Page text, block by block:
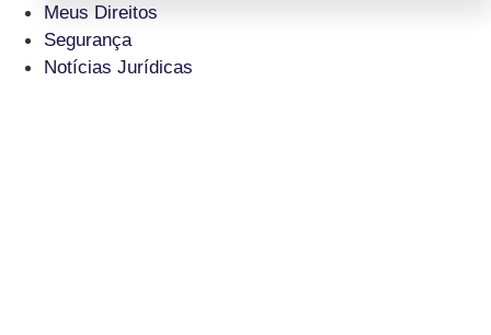
Meus Direitos
Segurança
Notícias Jurídicas